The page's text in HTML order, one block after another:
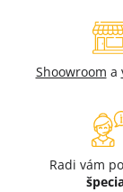
Shoowroom a
Radi vám